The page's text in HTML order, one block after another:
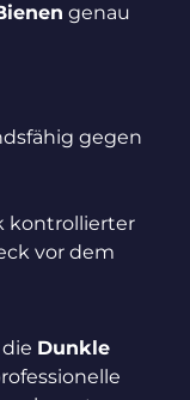
genau
gegen
kontrollierter
vor dem
Dunkle